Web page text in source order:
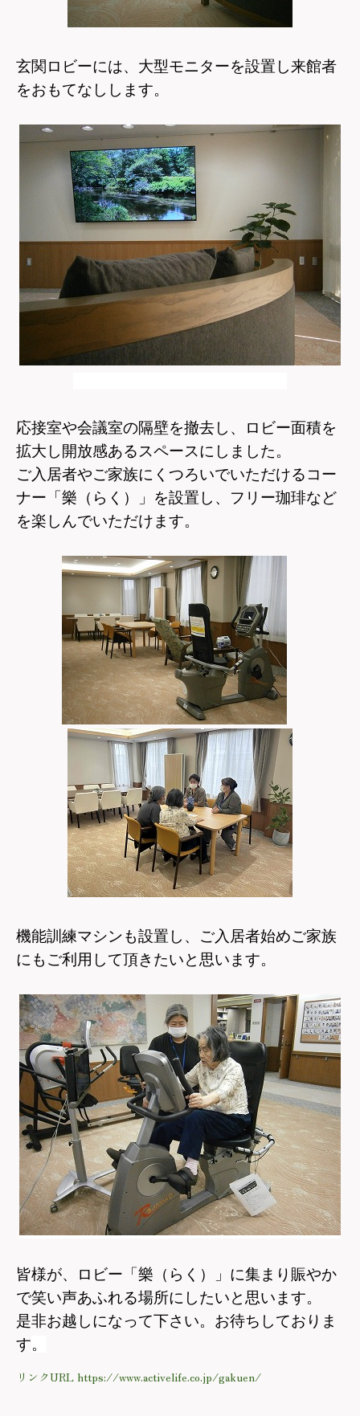
玄関ロビーには、大型モニターを設置し来館者
をおもてなしします。
応接室や会議室の隔壁を撤去し、ロビー面積を
拡大し開放感あるスペースにしました。
ご入居者やご家族にくつろいでいただけるコー
ナー「樂（らく）」を設置し、フリー珈琲など
を楽しんでいただけます。
機能訓練マシンも設置し、ご入居者始めご家族
にもご利用して頂きたいと思います。
皆様が、ロビー「樂（らく）」に集まり賑やか
で笑い声あふれる場所にしたいと思います。
是非お越しになって下さい。お待ちしておりま
す。
リンクURL https://www.activelife.co.jp/gakuen/